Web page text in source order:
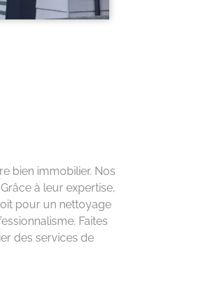
bien immobilier. Nos
à leur expertise,
pour un nettoyage
Faites
des services de